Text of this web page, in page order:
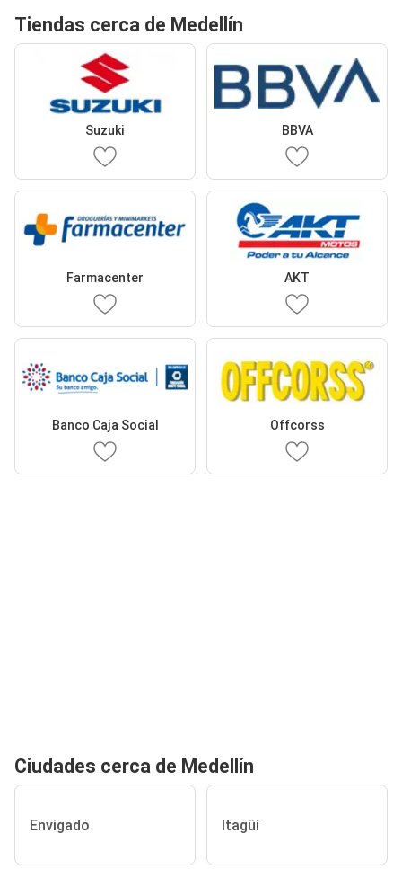
Tiendas cerca de Medellín
Suzuki BBVA
Farmacenter AKT
Banco Caja Social Offcorss
Ciudades cerca de Medellín
Envigado Itagüí